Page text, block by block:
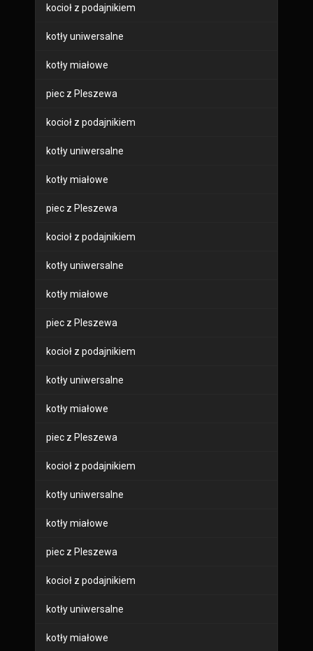
kocioł z podajnikiem
kotły uniwersalne
kotły miałowe
piec z Pleszewa
kocioł z podajnikiem
kotły uniwersalne
kotły miałowe
piec z Pleszewa
kocioł z podajnikiem
kotły uniwersalne
kotły miałowe
piec z Pleszewa
kocioł z podajnikiem
kotły uniwersalne
kotły miałowe
piec z Pleszewa
kocioł z podajnikiem
kotły uniwersalne
kotły miałowe
piec z Pleszewa
kocioł z podajnikiem
kotły uniwersalne
kotły miałowe